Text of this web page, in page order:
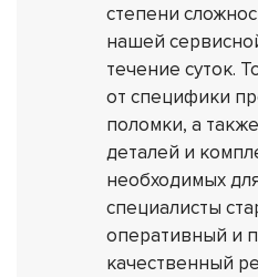
степени
нашей
течение суток.
от специфики
поломки, а
деталей и
необходимых
специалисты
оперативный и
качественный